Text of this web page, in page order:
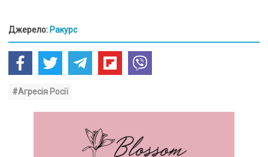
Джерело: Ракурс
#Агресія Росії